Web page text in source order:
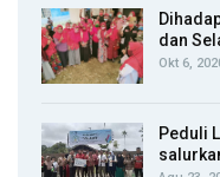
dan
Okt 6,
Peduli